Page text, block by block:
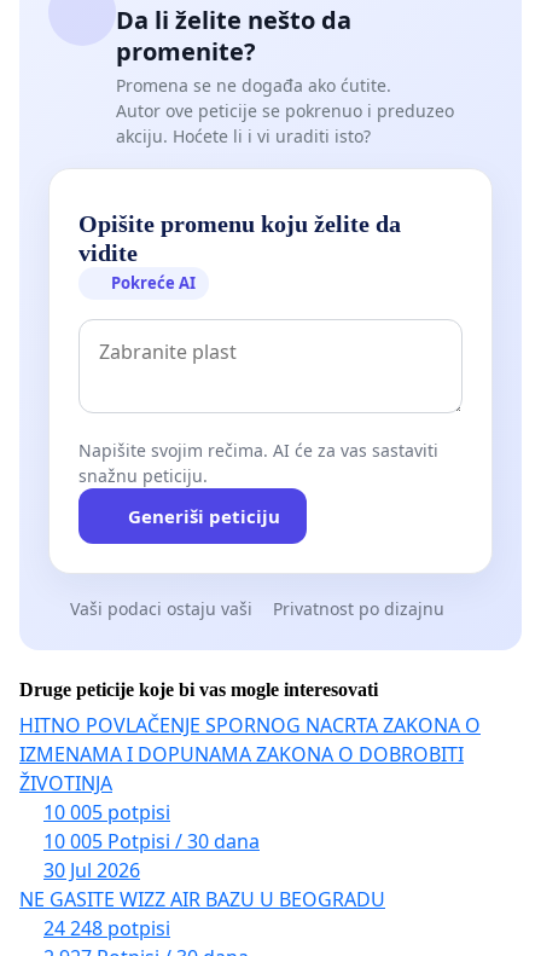
Da li želite nešto da
promenite?
Promena se ne događa ako ćutite.
Autor ove peticije se pokrenuo i preduzeo
akciju. Hoćete li i vi uraditi isto?
Opišite promenu koju želite da
vidite
Pokreće AI
Napišite svojim rečima. AI će za vas sastaviti
snažnu peticiju.
Generiši peticiju
Vaši podaci ostaju vaši Privatnost po dizajnu
Druge peticije koje bi vas mogle interesovati
HITNO POVLAČENJE SPORNOG NACRTA ZAKONA O
IZMENAMA I DOPUNAMA ZAKONA O DOBROBITI
ŽIVOTINJA
10 005 potpisi
10 005 Potpisi / 30 dana
30 Jul 2026
NE GASITE WIZZ AIR BAZU U BEOGRADU
24 248 potpisi